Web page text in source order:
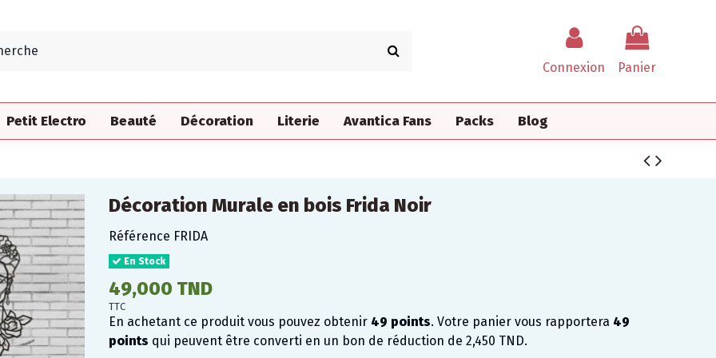
Connexion Panier
Petit Electro Beauté Décoration Literie Avantica Fans Packs Blog
Décoration Murale en bois Frida Noir
Référence FRIDA
En Stock
49,000 TND
TTC
En achetant ce produit vous pouvez obtenir 49 points. Votre panier vous rapportera 49
points qui peuvent être converti en un bon de réduction de 2,450 TND.